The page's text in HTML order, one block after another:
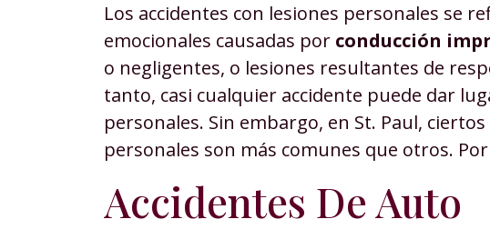
Los accidentes con lesiones personales se
emocionales causadas por conducción
o negligentes, o lesiones resultantes de
tanto, casi cualquier accidente puede dar
personales. Sin embargo, en St. Paul,
personales son más comunes que otros.
Accidentes De Auto